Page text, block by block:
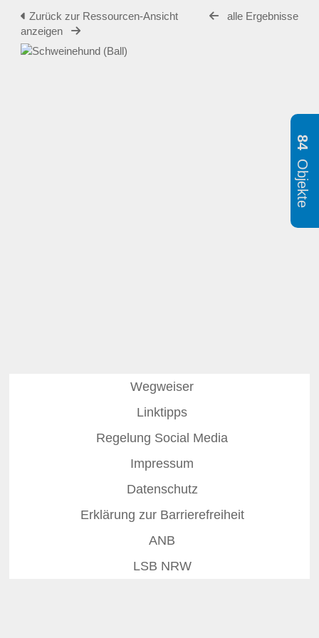
Zurück zur Ressourcen-Ansicht
alle Ergebnisse
anzeigen
Wegweiser
Linktipps
Regelung Social Media
Impressum
Datenschutz
Erklärung zur Barrierefreiheit
ANB
LSB NRW
84
Objekte